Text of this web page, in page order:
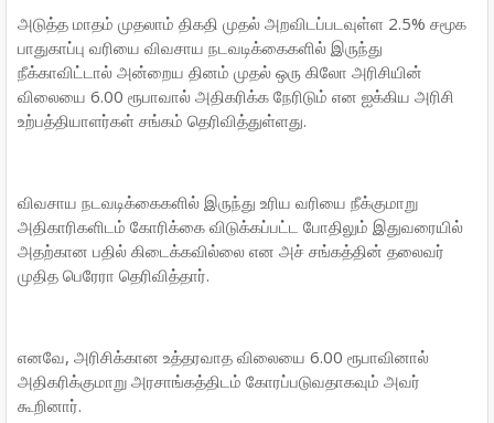
அடுத்த மாதம் முதலாம் திகதி முதல் அறவிடப்படவுள்ள 2.5% சமூக
பாதுகாப்பு வரியை விவசாய நடவடிக்கைகளில் இருந்து
நீக்காவிட்டால் அன்றைய தினம் முதல் ஒரு கிலோ அரிசியின்
விலையை 6.00 ரூபாவால் அதிகரிக்க நேரிடும் என ஐக்கிய அரிசி
உற்பத்தியாளர்கள் சங்கம் தெரிவித்துள்ளது.
விவசாய நடவடிக்கைகளில் இருந்து உரிய வரியை நீக்குமாறு
அதிகாரிகளிடம் கோரிக்கை விடுக்கப்பட்ட போதிலும் இதுவரையில்
அதற்கான பதில் கிடைக்கவில்லை என அச் சங்கத்தின் தலைவர்
முதித பெரேரா தெரிவித்தார்.
எனவே, அரிசிக்கான உத்தரவாத விலையை 6.00 ரூபாவினால்
அதிகரிக்குமாறு அரசாங்கத்திடம் கோரப்படுவதாகவும் அவர்
கூறினார்.